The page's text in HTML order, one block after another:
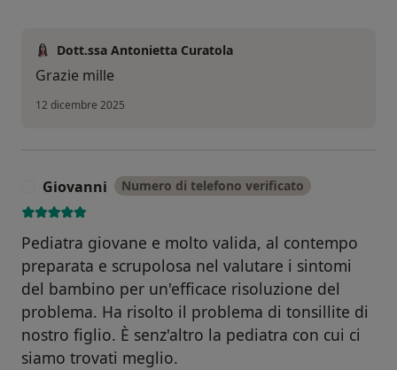
Dott.ssa Antonietta Curatola
Grazie mille
12 dicembre 2025
Giovanni Numero di telefono verificato
Pediatra giovane e molto valida, al contempo
preparata e scrupolosa nel valutare i sintomi
del bambino per un'efficace risoluzione del
problema. Ha risolto il problema di tonsillite di
nostro figlio. È senz'altro la pediatra con cui ci
siamo trovati meglio.